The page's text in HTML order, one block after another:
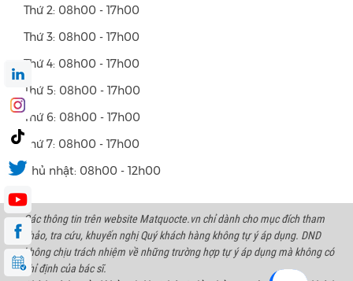
Thứ 2: 08h00 - 17h00
Thứ 3: 08h00 - 17h00
Thứ 4: 08h00 - 17h00
Thứ 5: 08h00 - 17h00
Thứ 6: 08h00 - 17h00
Thứ 7: 08h00 - 17h00
Chủ nhật: 08h00 - 12h00
Các thông tin trên website Matquocte.vn chỉ dành cho mục đích tham
khảo, tra cứu, khuyến nghị Quý khách hàng không tự ý áp dụng. DND
không chịu trách nhiệm về những trường hợp tự ý áp dụng mà không có
chỉ định của bác sĩ.